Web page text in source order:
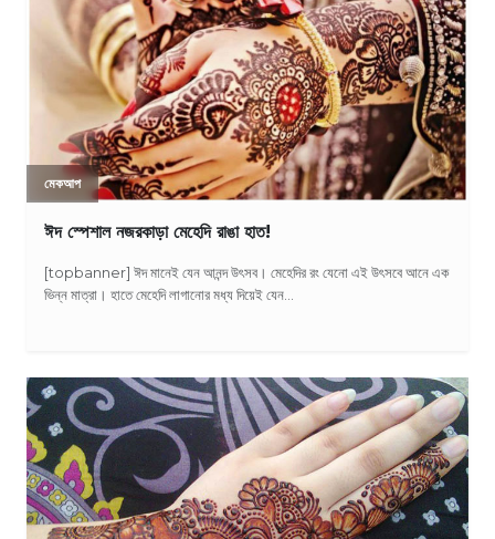
মেকআপ
ঈদ স্পেশাল নজরকাড়া মেহেদি রাঙা হাত!
[topbanner] ঈদ মানেই যেন আনন্দ উৎসব। মেহেদির রং যেনো এই উৎসবে আনে এক
ভিন্ন মাত্রা। হাতে মেহেদি লাগানোর মধ্য দিয়েই যেন...